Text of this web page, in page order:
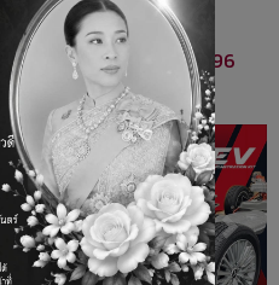
โทร : 099-539-4496